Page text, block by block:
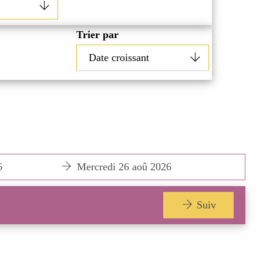
Trier par
Mercredi 26 aoû 2026
Suiv